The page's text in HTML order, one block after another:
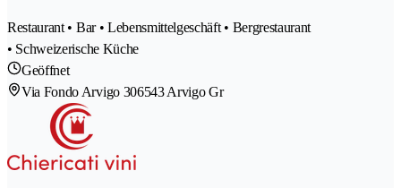
Restaurant • Bar • Lebensmittelgeschäft • Bergrestaurant
• Schweizerische Küche
Geöffnet
Via Fondo Arvigo 306543 Arvigo Gr